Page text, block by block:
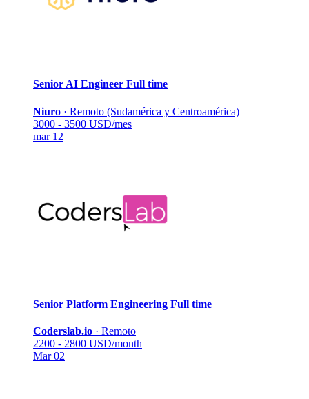
Senior AI Engineer Full time
Niuro · Remoto (Sudamérica y Centroamérica)
3000 - 3500 USD/mes
mar 12
Senior Platform Engineering Full time
Coderslab.io · Remoto
2200 - 2800 USD/month
Mar 02